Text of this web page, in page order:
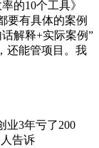
的10个工具》
要有具体的案例
解释+实际案例”
还能管项目。我
业3年亏了200
告诉